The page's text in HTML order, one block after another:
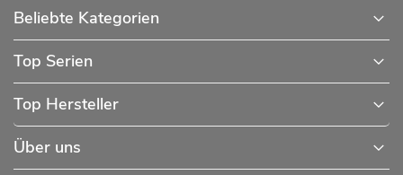
Beliebte Kategorien
Top Serien
Top Hersteller
Über uns